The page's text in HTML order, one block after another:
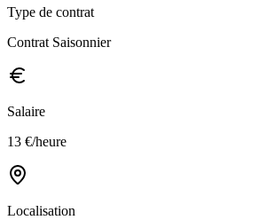
Type de contrat
Contrat Saisonnier
Salaire
13 €/heure
Localisation